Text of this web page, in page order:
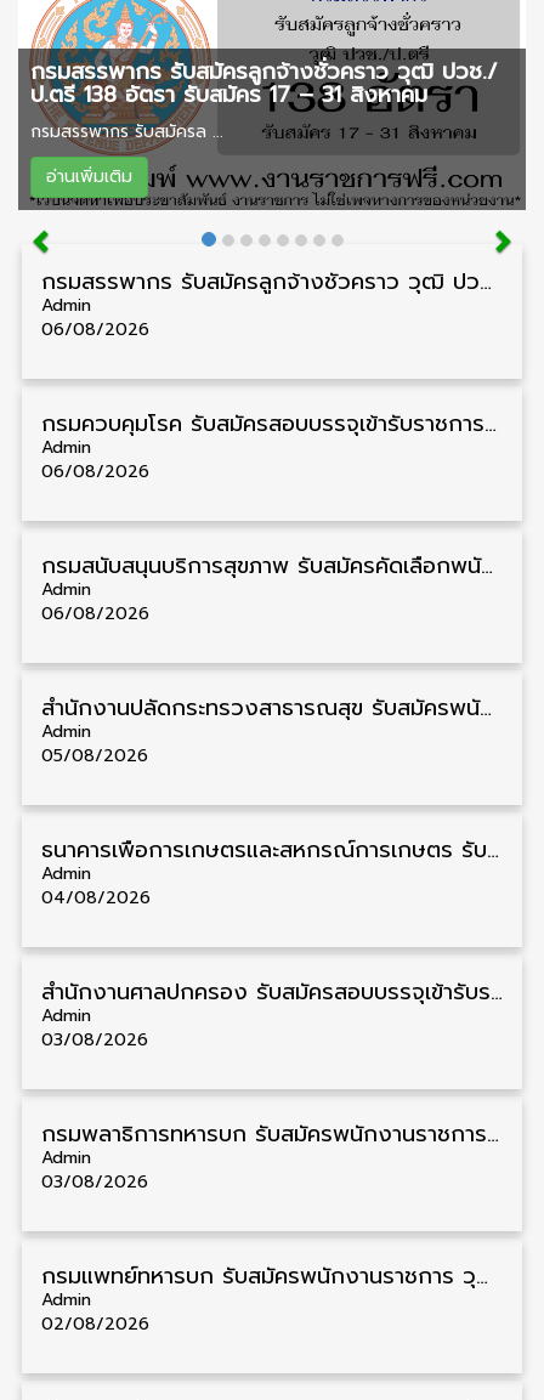
กรมสรรพากร รับสมัครลูกจ้างชั่วคราว วุฒิ ปวช./
ป.ตรี 138 อัตรา รับสมัคร 17 – 31 สิงหาคม
กรมสรรพากร รับสมัครล ...
อ่านเพิ่มเติม
กรมสรรพากร รับสมัครลูกจ้างชั่วคราว วุฒิ ปวช./ป.ตรี 138 อัตรา รับสมัคร 17 – 31 สิงหาคม
Admin
06/08/2026
กรมควบคุมโรค รับสมัครสอบบรรจุเข้ารับราชการ วุฒิ ปวส./ป.ตรี 17 อัตรา รับสมัคร 17 สิงหาคม – 4 กันยายน
Admin
06/08/2026
กรมสนับสนุนบริการสุขภาพ รับสมัครคัดเลือกพนักงานราชการ วุฒิ ปวส./ป.ตรี 13 อัตรา รับสมัคร 11 – 20 สิงหาคม
Admin
06/08/2026
สำนักงานปลัดกระทรวงสาธารณสุข รับสมัครพนักงานราชการรูปแบบพิเศษ วุฒิ ปวส./ป.ตรี 102 อัตรา รับสมัคร 17 – 28 สิงหาคม
Admin
05/08/2026
ธนาคารเพื่อการเกษตรและสหกรณ์การเกษตร รับสมัครบุคคลเพื่อเป็นผู้ช่วยพนักงาน วุฒิ ป.ตรี 5 อัตรา รับสมัคร 4 – 14 สิงหาคม
Admin
04/08/2026
สํานักงานศาลปกครอง รับสมัครสอบบรรจุเข้ารับราชการ วุฒิ ป.ตรี 72 อัตรา รับสมัคร 31 สิงหาคม – 18 กันยายน
Admin
03/08/2026
กรมพลาธิการทหารบก รับสมัครพนักงานราชการ วุฒิ ม.3/ม.6/ปวช. 66 อัตรา รับสมัคร 10 – 17 สิงหาคม
Admin
03/08/2026
กรมแพทย์ทหารบก รับสมัครพนักงานราชการ วุฒิ ม.3/ม.6/ปวช./ปวท./ปวส. 6 อัตรา รับสมัคร 3 – 7 สิงหาคม
Admin
02/08/2026